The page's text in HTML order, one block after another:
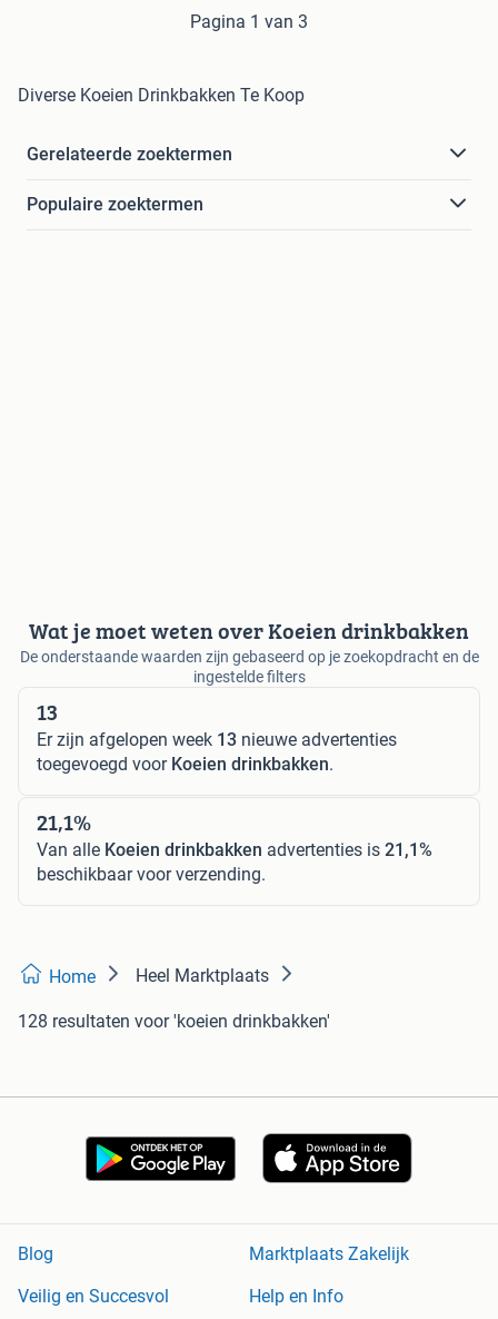
Pagina 1 van 3
Diverse Koeien Drinkbakken Te Koop
Gerelateerde zoektermen
Populaire zoektermen
Wat je moet weten over Koeien drinkbakken
De onderstaande waarden zijn gebaseerd op je zoekopdracht en de
ingestelde filters
13
Er zijn afgelopen week 13 nieuwe advertenties
toegevoegd voor Koeien drinkbakken.
21,1%
Van alle Koeien drinkbakken advertenties is 21,1%
beschikbaar voor verzending.
Home Heel Marktplaats
128 resultaten voor 'koeien drinkbakken'
Blog
Marktplaats Zakelijk
Veilig en Succesvol
Help en Info